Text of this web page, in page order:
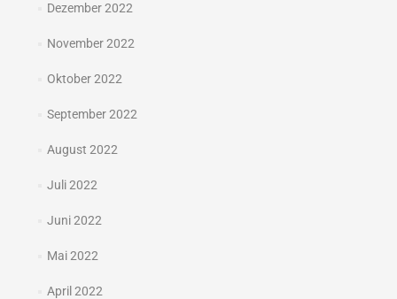
Dezember 2022
November 2022
Oktober 2022
September 2022
August 2022
Juli 2022
Juni 2022
Mai 2022
April 2022